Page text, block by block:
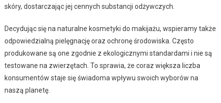
skóry, dostarczając jej cennych substancji odżywczych.
Decydując się na naturalne kosmetyki do makijażu, wspieramy także
odpowiedzialną pielęgnację oraz ochronę środowiska. Często
produkowane są one zgodnie z ekologicznymi standardami i nie są
testowane na zwierzętach. To sprawia, że coraz większa liczba
konsumentów staje się świadoma wpływu swoich wyborów na
naszą planetę.